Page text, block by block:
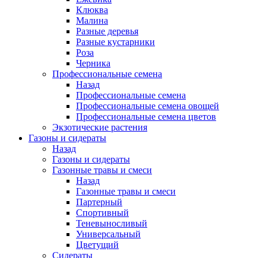
Клюква
Малина
Разные деревья
Разные кустарники
Роза
Черника
Профессиональные семена
Назад
Профессиональные семена
Профессиональные семена овощей
Профессиональные семена цветов
Экзотические растения
Газоны и сидераты
Назад
Газоны и сидераты
Газонные травы и смеси
Назад
Газонные травы и смеси
Партерный
Спортивный
Теневыносливый
Универсальный
Цветущий
Сидераты